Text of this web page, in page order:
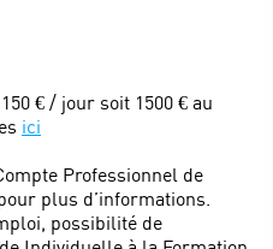
150 € / jour soit 1500 € au
ici
Professionnel de
plus d’informations.
possibilité de